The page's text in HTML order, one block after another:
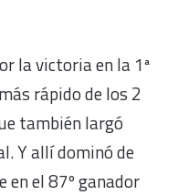
la victoria en la 1ª
rápido de los 2
también largó
Y allí dominó de
el 87º ganador